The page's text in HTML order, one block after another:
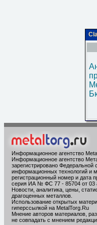
Информационное агентство
Информационное агентство
зарегистрировано Федеральной
информационных технологий и
регистрационный номер и дата
серия ИА № ФС 77 - 85704 от 03
Новости, аналитика, цены,
драгоценных металлов.
Использование открытых
гиперссылкой на MetalTorg.Ru
Мнение авторов материалов,
не совпадать с мнением